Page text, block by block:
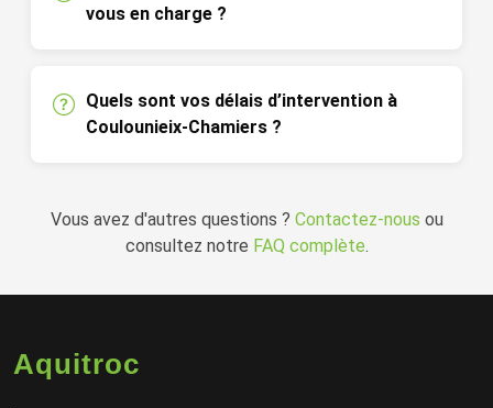
vous en charge ?
Quels sont vos délais d’intervention à
Coulounieix-Chamiers ?
Vous avez d'autres questions ? Contactez-nous ou
consultez notre FAQ complète.
Aquitroc